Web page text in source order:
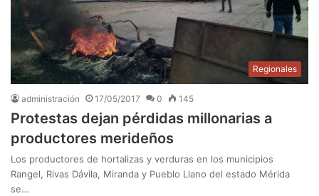
Regionales
administración 17/05/2017 0 145
Protestas dejan pérdidas millonarias a
productores merideños
Los productores de hortalizas y verduras en los municipios
Rangel, Rivas Dávila, Miranda y Pueblo Llano del estado Mérida
se…